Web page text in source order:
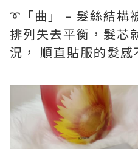
➰「曲」 – 髮絲結構
排列失去平衡，髮芯
況， 順直貼服的髮感